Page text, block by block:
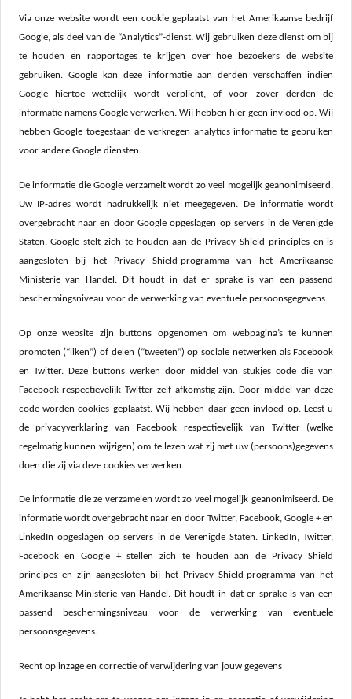
Via onze website wordt een cookie geplaatst van het Amerikaanse bedrijf
Google, als deel van de “Analytics”-dienst. Wij gebruiken deze dienst om bij
te houden en rapportages te krijgen over hoe bezoekers de website
gebruiken. Google kan deze informatie aan derden verschaffen indien
Google hiertoe wettelijk wordt verplicht, of voor zover derden de
informatie namens Google verwerken. Wij hebben hier geen invloed op. Wij
hebben Google toegestaan de verkregen analytics informatie te gebruiken
voor andere Google diensten.
De informatie die Google verzamelt wordt zo veel mogelijk geanonimiseerd.
Uw IP-adres wordt nadrukkelijk niet meegegeven. De informatie wordt
overgebracht naar en door Google opgeslagen op servers in de Verenigde
Staten. Google stelt zich te houden aan de Privacy Shield principles en is
aangesloten bij het Privacy Shield-programma van het Amerikaanse
Ministerie van Handel. Dit houdt in dat er sprake is van een passend
beschermingsniveau voor de verwerking van eventuele persoonsgegevens.
Op onze website zijn buttons opgenomen om webpagina’s te kunnen
promoten (“liken”) of delen (“tweeten”) op sociale netwerken als Facebook
en Twitter. Deze buttons werken door middel van stukjes code die van
Facebook respectievelijk Twitter zelf afkomstig zijn. Door middel van deze
code worden cookies geplaatst. Wij hebben daar geen invloed op. Leest u
de privacyverklaring van Facebook respectievelijk van Twitter (welke
regelmatig kunnen wijzigen) om te lezen wat zij met uw (persoons)gegevens
doen die zij via deze cookies verwerken.
De informatie die ze verzamelen wordt zo veel mogelijk geanonimiseerd. De
informatie wordt overgebracht naar en door Twitter, Facebook, Google + en
LinkedIn opgeslagen op servers in de Verenigde Staten. LinkedIn, Twitter,
Facebook en Google + stellen zich te houden aan de Privacy Shield
principes en zijn aangesloten bij het Privacy Shield-programma van het
Amerikaanse Ministerie van Handel. Dit houdt in dat er sprake is van een
passend beschermingsniveau voor de verwerking van eventuele
persoonsgegevens.
Recht op inzage en correctie of verwijdering van jouw gegevens